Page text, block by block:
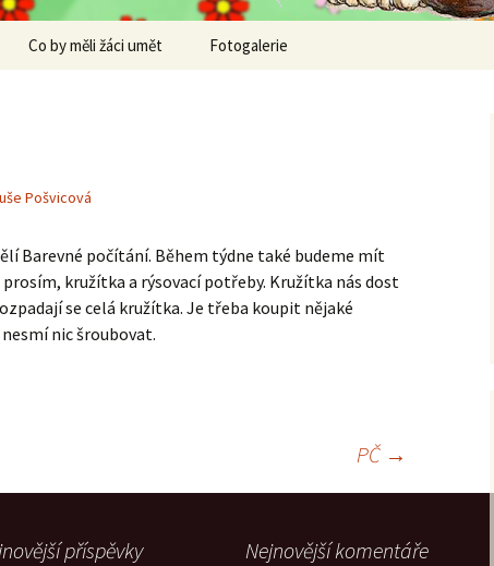
Co by měli žáci umět Fotogalerie
Pošvicová
Barevné počítání. Během týdne také budeme mít
kružítka a rýsovací potřeby. Kružítka nás dost
se celá kružítka. Je třeba koupit nějaké
nic šroubovat.
PČ →
příspěvky Nejnovější komentáře